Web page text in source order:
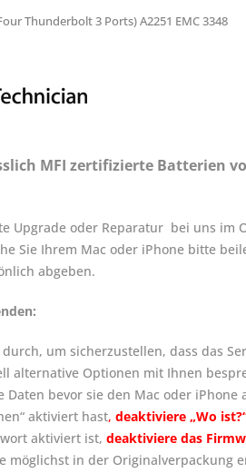
Thunderbolt 3 Ports) A2251 EMC
MFI zertifizierte Batterien
Upgrade oder Reparatur bei uns
Sie Ihrem Mac oder iPhone bitte
abgeben.
um sicherzustellen, dass das
alternative Optionen mit Ihnen
bevor sie den Mac oder iPhone
aktiviert hast, deaktiviere „Wo
aktiviert ist, deaktiviere das
in der Originalverpackung